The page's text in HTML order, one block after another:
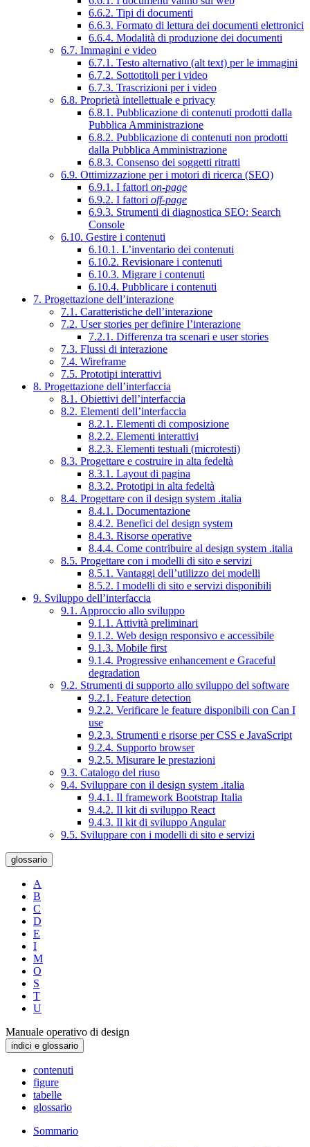
6.6.2. Tipi di documenti
6.6.3. Formato di lettura dei documenti elettronici
6.6.4. Modalità di produzione dei documenti
6.7. Immagini e video
6.7.1. Testo alternativo (alt text) per le immagini
6.7.2. Sottotitoli per i video
6.7.3. Trascrizioni per i video
6.8. Proprietà intellettuale e privacy
6.8.1. Pubblicazione di contenuti prodotti dalla
Pubblica Amministrazione
6.8.2. Pubblicazione di contenuti non prodotti
dalla Pubblica Amministrazione
6.8.3. Consenso dei soggetti ritratti
6.9. Ottimizzazione per i motori di ricerca (SEO)
6.9.1. I fattori on-page
6.9.2. I fattori off-page
6.9.3. Strumenti di diagnostica SEO: Search
Console
6.10. Gestire i contenuti
6.10.1. L’inventario dei contenuti
6.10.2. Revisionare i contenuti
6.10.3. Migrare i contenuti
6.10.4. Pubblicare i contenuti
7. Progettazione dell’interazione
7.1. Caratteristiche dell’interazione
7.2. User stories per definire l’interazione
7.2.1. Differenza tra scenari e user stories
7.3. Flussi di interazione
7.4. Wireframe
7.5. Prototipi interattivi
8. Progettazione dell’interfaccia
8.1. Obiettivi dell’interfaccia
8.2. Elementi dell’interfaccia
8.2.1. Elementi di composizione
8.2.2. Elementi interattivi
8.2.3. Elementi testuali (microtesti)
8.3. Progettare e costruire in alta fedeltà
8.3.1. Layout di pagina
8.3.2. Prototipi in alta fedeltà
8.4. Progettare con il design system .italia
8.4.1. Documentazione
8.4.2. Benefici del design system
8.4.3. Risorse operative
8.4.4. Come contribuire al design system .italia
8.5. Progettare con i modelli di sito e servizi
8.5.1. Vantaggi dell’utilizzo dei modelli
8.5.2. I modelli di sito e servizi disponibili
9. Sviluppo dell’interfaccia
9.1. Approccio allo sviluppo
9.1.1. Attività preliminari
9.1.2. Web design responsivo e accessibile
9.1.3. Mobile first
9.1.4. Progressive enhancement e Graceful
degradation
9.2. Strumenti di supporto allo sviluppo del software
9.2.1. Feature detection
9.2.2. Verificare le feature disponibili con Can I
use
9.2.3. Strumenti e risorse per CSS e JavaScript
9.2.4. Supporto browser
9.2.5. Misurare le prestazioni
9.3. Catalogo del riuso
9.4. Sviluppare con il design system .italia
9.4.1. Il framework Bootstrap Italia
9.4.2. Il kit di sviluppo React
9.4.3. Il kit di sviluppo Angular
9.5. Sviluppare con i modelli di sito e servizi
glossario
A
B
C
D
E
I
M
O
S
T
U
Manuale operativo di design
indici e glossario
contenuti
figure
tabelle
glossario
Sommario